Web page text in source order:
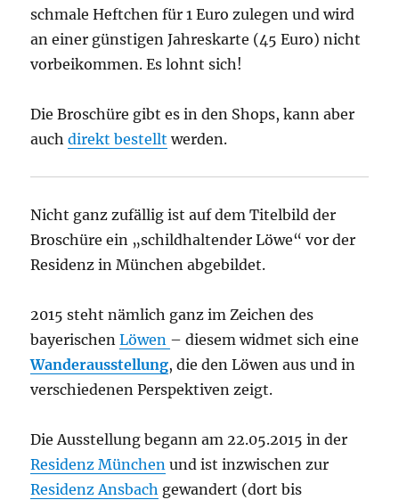
schmale Heftchen für 1 Euro zulegen und wird
an einer günstigen Jahreskarte (45 Euro) nicht
vorbeikommen. Es lohnt sich!
Die Broschüre gibt es in den Shops, kann aber
auchdirekt bestellt werden.
Nicht ganz zufällig ist auf dem Titelbild der
Broschüre ein „schildhaltender Löwe“ vor der
Residenz in München abgebildet.
2015 steht nämlich ganz im Zeichen des
bayerischenLöwen – diesem widmet sich eine
Wanderausstellung, die den Löwen aus und in
verschiedenen Perspektiven zeigt.
Die Ausstellung begann am 22.05.2015 in der
Residenz München und ist inzwischen zur
Residenz Ansbach gewandert (dort bis